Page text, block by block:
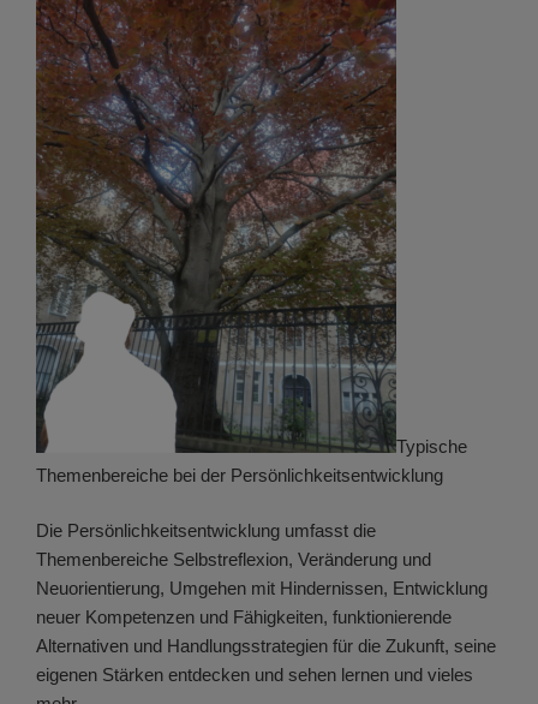
Typische
Themenbereiche bei der Persönlichkeitsentwicklung
Die Persönlichkeitsentwicklung umfasst die
Themenbereiche Selbstreflexion, Veränderung und
Neuorientierung, Umgehen mit Hindernissen, Entwicklung
neuer Kompetenzen und Fähigkeiten, funktionierende
Alternativen und Handlungsstrategien für die Zukunft, seine
eigenen Stärken entdecken und sehen lernen und vieles